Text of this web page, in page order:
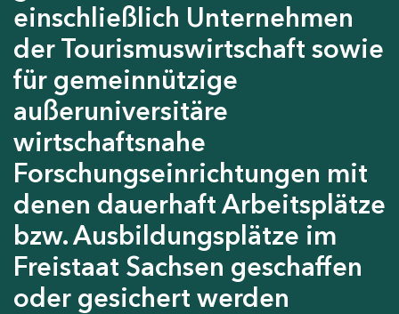
einschließlich Unternehmen
der Tourismuswirtschaft sowie
für gemeinnützige
außeruniversitäre
wirtschaftsnahe
Forschungseinrichtungen mit
denen dauerhaft Arbeitsplätze
bzw. Ausbildungsplätze im
Freistaat Sachsen geschaffen
oder gesichert werden